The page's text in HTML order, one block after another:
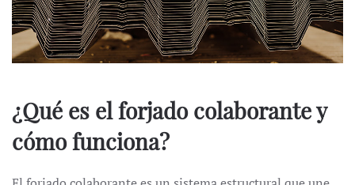
¿Qué es el forjado colaborante y
cómo funciona?